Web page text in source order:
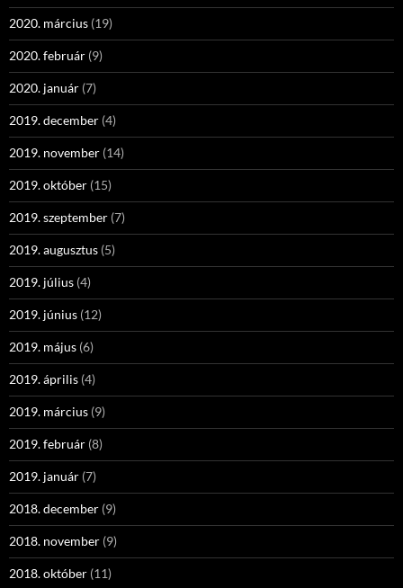
2020. március (19)
2020. február (9)
2020. január (7)
2019. december (4)
2019. november (14)
2019. október (15)
2019. szeptember (7)
2019. augusztus (5)
2019. július (4)
2019. június (12)
2019. május (6)
2019. április (4)
2019. március (9)
2019. február (8)
2019. január (7)
2018. december (9)
2018. november (9)
2018. október (11)